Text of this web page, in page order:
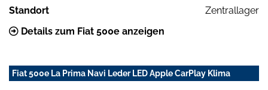
Standort
Zentrallager
Details zum Fiat 500e anzeigen
Fiat 500e La Prima Navi Leder LED Apple CarPlay Klima